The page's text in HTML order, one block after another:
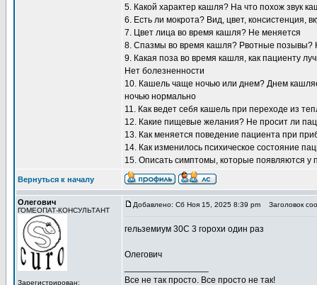
5. Какой характер кашля? На что похож звук
6. Есть ли мокрота? Вид, цвет, консистенция,
7. Цвет лица во время кашля? Не меняется
8. Спазмы во время кашля? Рвотные позывы?
9. Какая поза во время кашля, как пациенту
Нет болезненности
10. Кашель чаще ночью или днем? Днем
ночью нормально
11. Как ведет себя кашель при переходе из
12. Какие пищевые желания? Не просит ли
13. Как меняется поведение пациента при
14. Как изменилось психическое состояние
15. Описать симптомы, которые появляются
Вернуться к началу
Олегович
ГОМЕОПАТ-КОНСУЛЬТАНТ
Зарегистрирован:
Добавлено: Сб Ноя 15, 2025 8:39 pm Заголовок
гельземиум 30С 3 горохи один раз
Олегович
Все не так просто. Все просто не так!